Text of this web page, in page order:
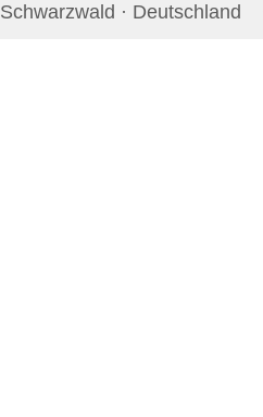
Schwarzwald · Deutschland